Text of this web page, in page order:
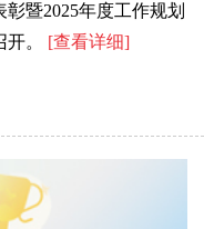
暨2025年度工作规划
。 [查看详细]